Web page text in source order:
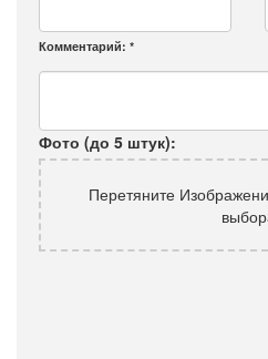
Комментарий: *
Фото (до 5 штук):
Перетяните